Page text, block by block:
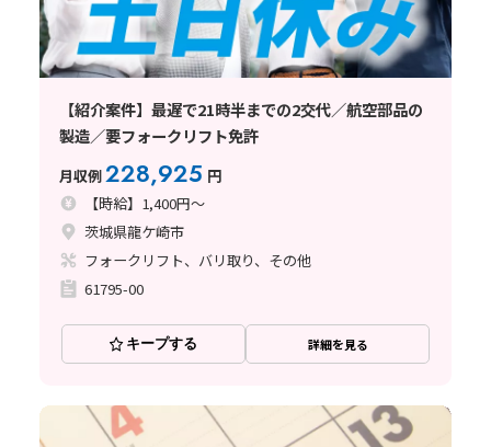
【紹介案件】最遅で21時半までの2交代／航空部品の
製造／要フォークリフト免許
月収例228,925 円
【時給】1,400円～
茨城県龍ケ崎市
フォークリフト、バリ取り、その他
61795-00
キープする 詳細を見る